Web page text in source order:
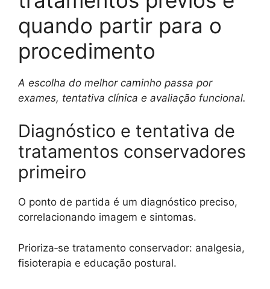
quando partir para o
procedimento
A escolha do melhor caminho passa por
exames, tentativa clínica e avaliação funcional.
Diagnóstico e tentativa de
tratamentos conservadores
primeiro
O ponto de partida é um diagnóstico preciso,
correlacionando imagem e sintomas.
Prioriza‑se tratamento conservador: analgesia,
fisioterapia e educação postural.